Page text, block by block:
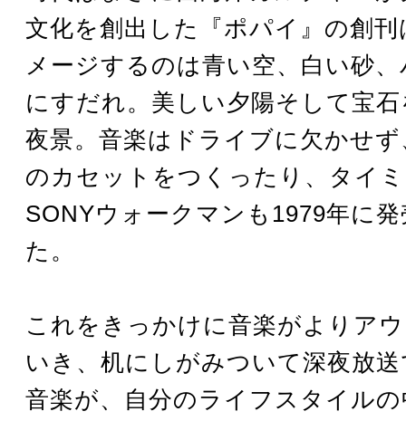
文化を創出した『ポパイ』の創
メージするのは青い空、白い砂
にすだれ。美しい夕陽そして宝
夜景。音楽はドライブに欠かせ
のカセットをつくったり、タイ
SONYウォークマンも1979年に
た。
これをきっかけに音楽がよりア
いき、机にしがみついて深夜放
音楽が、自分のライフスタイル